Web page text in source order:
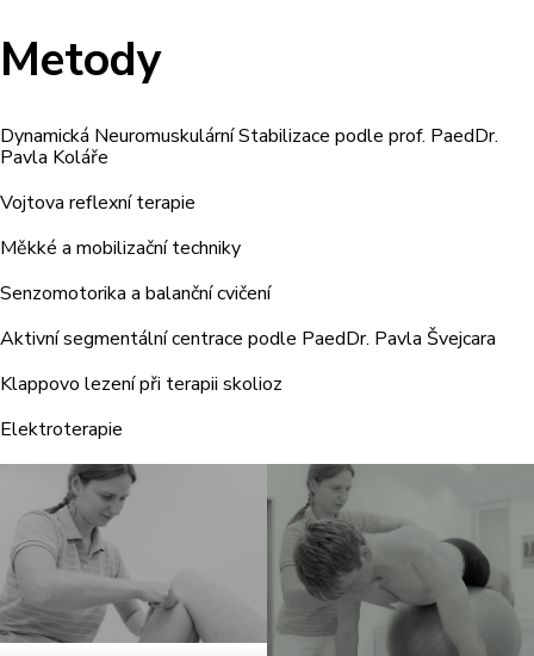
Metody
Dynamická Neuromuskulární Stabilizace podle prof. PaedDr.
Pavla Koláře
Vojtova reflexní terapie
Měkké a mobilizační techniky
Senzomotorika a balanční cvičení
Aktivní segmentální centrace podle PaedDr. Pavla Švejcara
Klappovo lezení při terapii skolioz
Elektroterapie